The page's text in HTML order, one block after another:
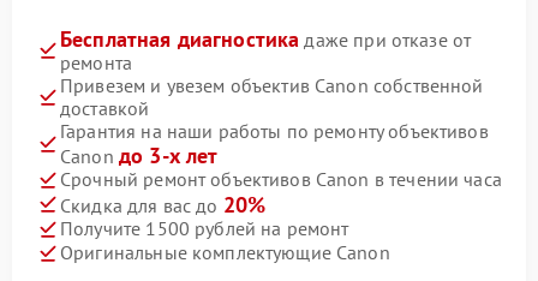
Бесплатная диагностика даже при отказе от
ремонта
Привезем и увезем объектив Canon собственной
доставкой
Гарантия на наши работы по ремонту объективов
Canon до 3-х лет
Срочный ремонт объективов Canon в течении часа
Скидка для вас до 20%
Получите 1500 рублей на ремонт
Оригинальные комплектующие Canon